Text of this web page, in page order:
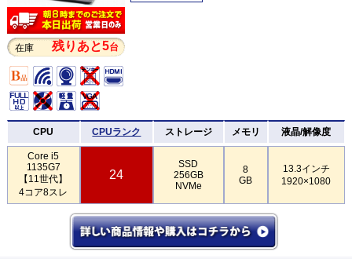
在庫 残りあと5台
CPU CPUランク ストレージ メモリ 液晶/解像度
Core i5
1135G7
【11世代】
4コア8スレ
24
SSD
256GB
NVMe
8
GB
13.3インチ
1920×1080